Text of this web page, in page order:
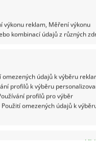
výkonu reklam, Měření výkonu
kombinací údajů z různých
údajů k výběru
profilů k výběru
profilů pro výběr
omezených údajů k
Pokud